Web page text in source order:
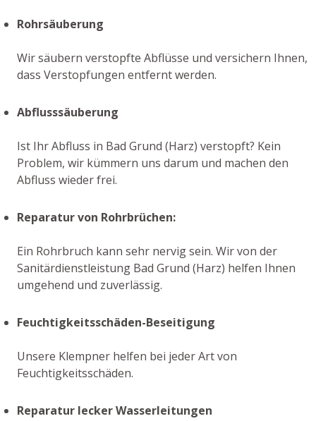
Rohrsäuberung
Wir säubern verstopfte Abflüsse und versichern Ihnen,
dass Verstopfungen entfernt werden.
Abflusssäuberung
Ist Ihr Abfluss in Bad Grund (Harz) verstopft? Kein
Problem, wir kümmern uns darum und machen den
Abfluss wieder frei.
Reparatur von Rohrbrüchen:
Ein Rohrbruch kann sehr nervig sein. Wir von der
Sanitärdienstleistung Bad Grund (Harz) helfen Ihnen
umgehend und zuverlässig.
Feuchtigkeitsschäden-Beseitigung
Unsere Klempner helfen bei jeder Art von
Feuchtigkeitsschäden.
Reparatur lecker Wasserleitungen